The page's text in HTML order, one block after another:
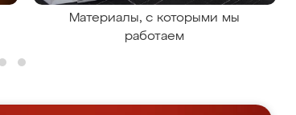
Материалы, с которыми мы
работаем